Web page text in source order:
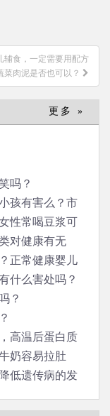
辅食，一定需要用配方
肉泥是否也可以？
更多 »
吗？
孩有害么？市
害么？
性常喝豆浆可
豆浆呢？
对健康有无
的毒豆芽？
正常健康婴儿
米粉再加蔬菜
什么害处吗？
个对身体有害
？
高温后蛋白质
？
奶容易拉肚
低遗传病的发